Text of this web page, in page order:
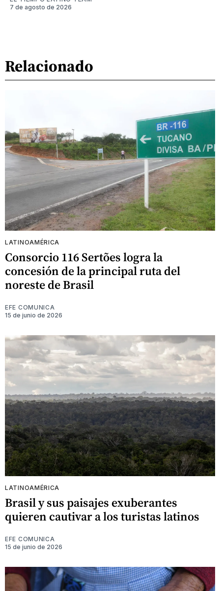
7 de agosto de 2026
Relacionado
LATINOAMÉRICA
Consorcio 116 Sertões logra la
concesión de la principal ruta del
noreste de Brasil
EFE COMUNICA
15 de junio de 2026
LATINOAMÉRICA
Brasil y sus paisajes exuberantes
quieren cautivar a los turistas latinos
EFE COMUNICA
15 de junio de 2026